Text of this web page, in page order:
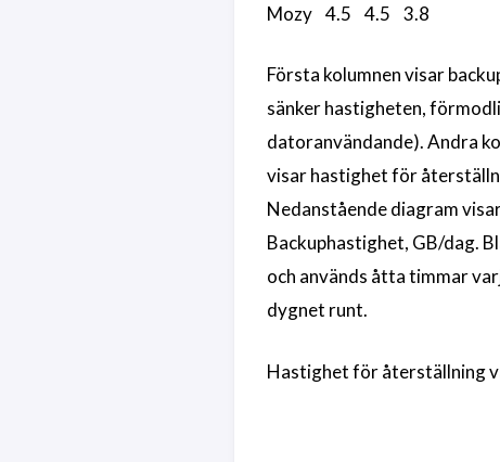
Mozy 4.5 4.5 3.8
Första kolumnen visar
sänker hastigheten,
datoranvändande). Andra
visar hastighet för
Nedanstående diagram
Backuphastighet, GB/dag.
och används åtta timmar
dygnet runt.
Hastighet för återställning